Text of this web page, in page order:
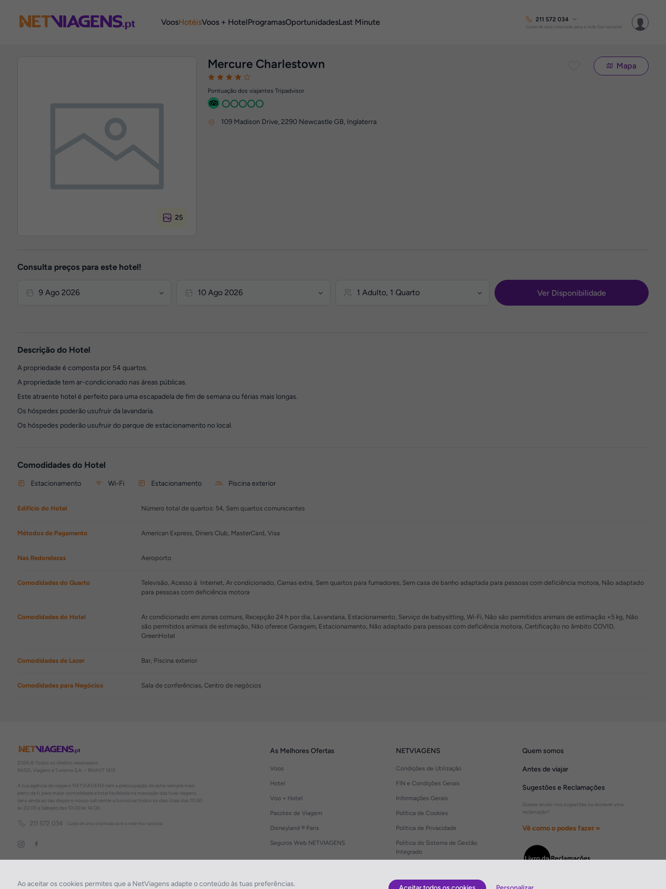
VoosHotéisVoos + HotelProgramasOportunidadesLast Minute 211 572 034
Custo de uma chamada para a rede fixa nacional
25
Mercure Charlestown
Pontuação dos viajantes Tripadvisor
Mapa
109 Madison Drive, 2290 Newcastle GB, Inglaterra
Consulta preços para este hotel!
Ver Disponibilidade
Descrição do Hotel
A propriedade é composta por 54 quartos.
A propriedade tem ar-condicionado nas áreas públicas.
Este atraente hotel é perfeito para uma escapadela de fim de semana ou férias mais longas.
Os hóspedes poderão usufruir da lavandaria.
Os hóspedes poderão usufruir do parque de estacionamento no local.
Comodidades do Hotel
Estacionamento Wi-Fi Estacionamento Piscina exterior
Edifício do Hotel Número total de quartos: 54, Sem quartos comunicantes
Métodos de Pagamento American Express, Diners Club, MasterCard, Visa
Nas Redondezas Aeroporto
Comodidades do Quarto
Televisão, Acesso à Internet, Ar condicionado, Camas extra, Sem quartos para fumadores, Sem casa de banho adaptada para pessoas com deficiência motora, Não adaptado
para pessoas com deficiência motora
Comodidades do Hotel
Ar condicionado em zonas comuns, Recepção 24 h por dia, Lavandaria, Estacionamento, Serviço de babysitting, Wi-Fi, Não são permitidos animais de estimação +5 kg, Não
são permitidos animais de estimação, Não oferece Garagem, Estacionamento, Não adaptado para pessoas com deficiência motora, Certificação no âmbito COVID,
GreenHotel
Comodidades de Lazer Bar, Piscina exterior
Comodidades para Negócios Sala de conferências, Centro de negócios
Ao aceitar os cookies permites que a NetViagens adapte o conteúdo às tuas preferências.
2026 © Todos os direitos reservados:
RASO, Viagens e Turismo S.A. – RNAVT 1819
A tua agência de viagens NETVIAGENS tem a preocupação de estar sempre mais
perto de ti, para maior comodidade e total facilidade na marcação das tuas viagens,
tens ainda ao teu dispor o nosso call center a funcionar todos os dias úteis das 10:00
às 20:00 e Sábado das 10:00 às 14:00.
211 572 034 Custo de uma chamada para a rede fixa nacional
As Melhores Ofertas
Voos
Hotel
Voo + Hotel
Pacotes de Viagem
Disneyland ® Paris
Seguros Web NETVIAGENS
NETVIAGENS
Condições de Utilização
FIN e Condições Gerais
Informações Gerais
Política de Cookies
Política de Privacidade
Política do Sistema de Gestão
Integrado
Quem somos
Antes de viajar
Sugestões e Reclamações
Queres enviar-nos sugestões ou escrever uma
reclamação?
Vê como o podes fazer »